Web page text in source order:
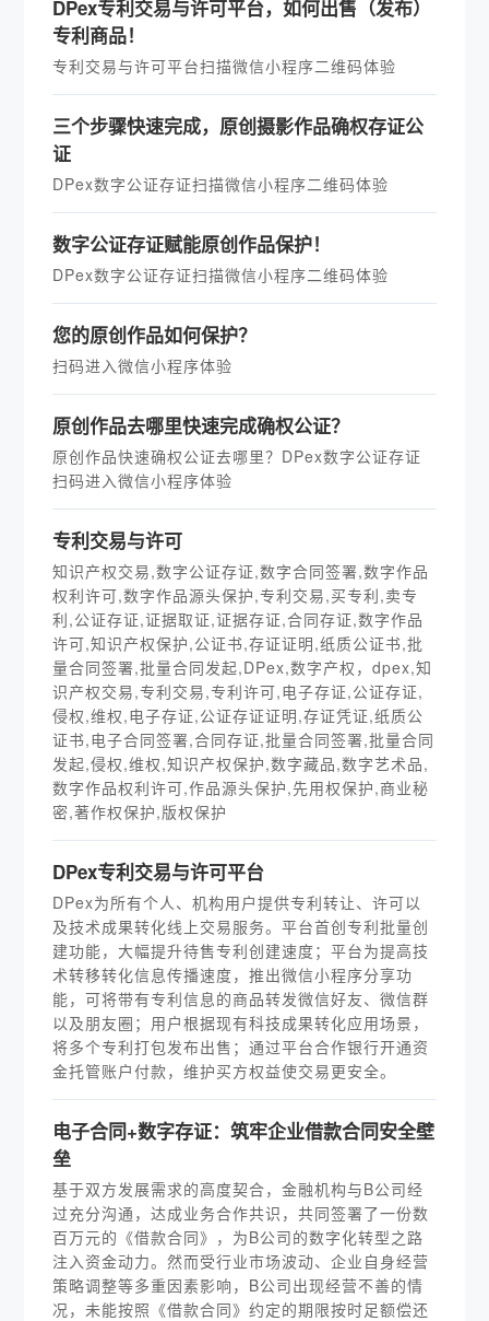
DPex专利交易与许可平台，如何出售（发布）
专利商品！
专利交易与许可平台扫描微信小程序二维码体验
三个步骤快速完成，原创摄影作品确权存证公
证
DPex数字公证存证扫描微信小程序二维码体验
数字公证存证赋能原创作品保护！
DPex数字公证存证扫描微信小程序二维码体验
您的原创作品如何保护？
扫码进入微信小程序体验
原创作品去哪里快速完成确权公证？
原创作品快速确权公证去哪里？DPex数字公证存证
扫码进入微信小程序体验
专利交易与许可
知识产权交易,数字公证存证,数字合同签署,数字作品
权利许可,数字作品源头保护,专利交易,买专利,卖专
利,公证存证,证据取证,证据存证,合同存证,数字作品
许可,知识产权保护,公证书,存证证明,纸质公证书,批
量合同签署,批量合同发起,DPex,数字产权，dpex,知
识产权交易,专利交易,专利许可,电子存证,公证存证,
侵权,维权,电子存证,公证存证证明,存证凭证,纸质公
证书,电子合同签署,合同存证,批量合同签署,批量合同
发起,侵权,维权,知识产权保护,数字藏品,数字艺术品,
数字作品权利许可,作品源头保护,先用权保护,商业秘
密,著作权保护,版权保护
DPex专利交易与许可平台
DPex为所有个人、机构用户提供专利转让、许可以
及技术成果转化线上交易服务。平台首创专利批量创
建功能，大幅提升待售专利创建速度；平台为提高技
术转移转化信息传播速度，推出微信小程序分享功
能，可将带有专利信息的商品转发微信好友、微信群
以及朋友圈；用户根据现有科技成果转化应用场景，
将多个专利打包发布出售；通过平台合作银行开通资
金托管账户付款，维护买方权益使交易更安全。
电子合同+数字存证：筑牢企业借款合同安全壁
垒
基于双方发展需求的高度契合，金融机构与B公司经
过充分沟通，达成业务合作共识，共同签署了一份数
百万元的《借款合同》，为B公司的数字化转型之路
注入资金动力。然而受行业市场波动、企业自身经营
策略调整等多重因素影响，B公司出现经营不善的情
况，未能按照《借款合同》约定的期限按时足额偿还